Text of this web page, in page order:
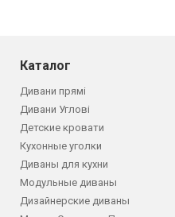
Каталог
Дивани прямі
Дивани Углові
Детские кровати
Кухонные уголки
Диваны для кухни
Модульные диваны
Дизайнерские диваны